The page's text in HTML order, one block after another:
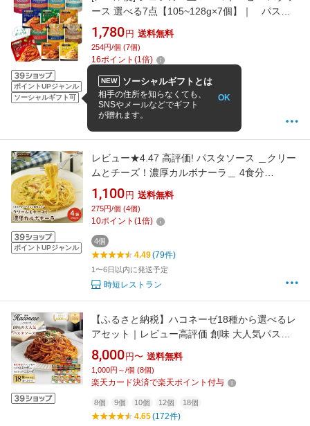
ポイントUPジャンル
ソーシャルギフト可
ース 選べる7点【105~128g×7個】｜ パスタ
ス パゲッティー ソース 創味 SB ボロネーゼ ト
マトソース トマトクリーム カルボナーラ ミー
トソース 送料無料 ネコポス ポスト投函
1,780 円 送料無料
254円/個 (7個)
16ポイント (1倍)
7個
4.6 (10件)
3〜4営業日以内に発送予定
ポイントUPジャンル
レビュー★4.47 高評価! パスタソース ＿クリー
ムとチーズ！濃厚カルボナーラ＿ 4食分
(140g×4袋）送料無料 パスタ 惣菜 スパゲッテ
ィ 常温保存 レトルト 簡単調理
1,100 円 送料無料
275円/個 (4個)
10ポイント (1倍)
4個
4.49(79件)
1〜6日以内に発送予定
時短レストラン
【ふるさと納税】ハコネーゼ18種から選べるレ
アセット｜レビュー高評価 創味 大人気パスタ
ソース レトルト [ お家で簡単プロの味 パスタ
ソース 簡単 時短 アレンジ色々 グルメ おすすめ
スパゲッティ イタリアン 洋食 カルボナーラ ボ
8,000 円〜 送料無料
1,000円～/個 (8個)
楽天カード決済で楽天ポイント付与
8個 9個 10個 12個 18個
4.65(172件)
NEW ソーシャルギフトとは
相手の住所を知らなくても、
SNSやメールなどでギフト
が贈れます。
OK